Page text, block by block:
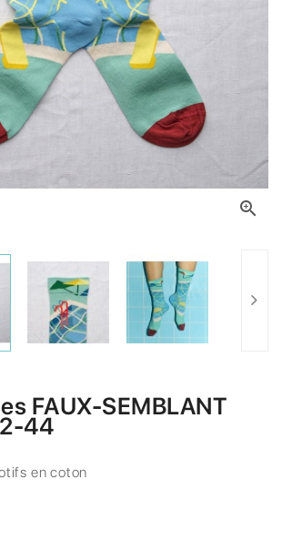

FAUX-SEMBLANT
44
en coton